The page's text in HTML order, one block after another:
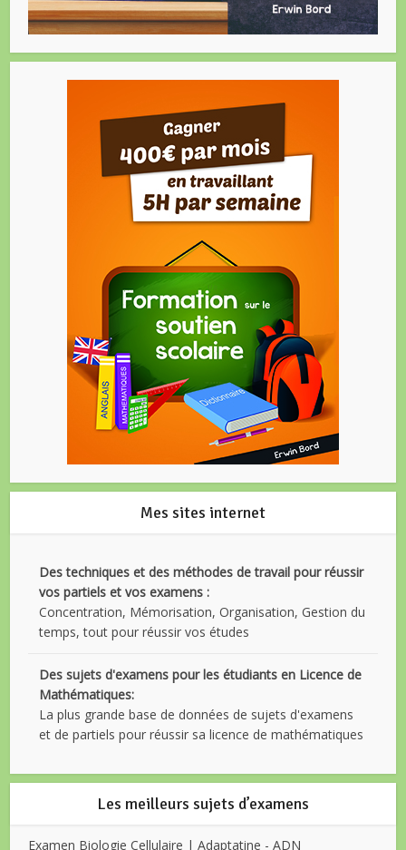
Mes sites internet
Des techniques et des méthodes de travail pour réussir
vos partiels et vos examens :
Concentration, Mémorisation, Organisation, Gestion du
temps, tout pour réussir vos études
Des sujets d'examens pour les étudiants en Licence de
Mathématiques:
La plus grande base de données de sujets d'examens
et de partiels pour réussir sa licence de mathématiques
Les meilleurs sujets d’examens
Examen Biologie Cellulaire | Adaptatine - ADN